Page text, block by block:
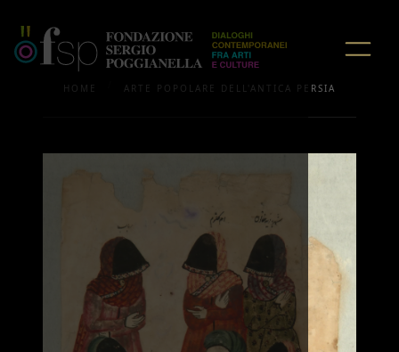
HOME ARTE POPOLARE DELL'ANTICA PERSIA